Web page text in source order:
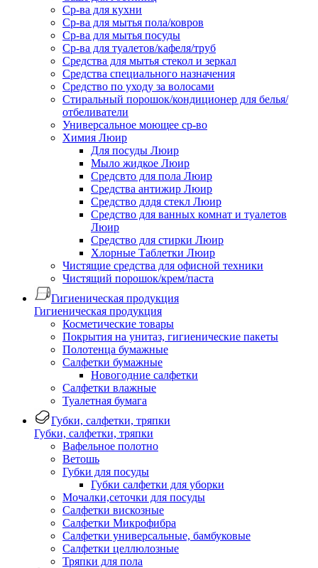
Ср-ва для кухни
Ср-ва для мытья пола/ковров
Ср-ва для мытья посуды
Ср-ва для туалетов/кафеля/труб
Средства для мытья стекол и зеркал
Средства специального назначения
Средство по уходу за волосами
Стиральный порошок/кондиционер для белья/
отбеливатели
Универсальное моющее ср-во
Химия Люир
Для посуды Люир
Мыло жидкое Люир
Средсвто для пола Люир
Средства антижир Люир
Средство длдя стекл Люир
Средство для ванных комнат и туалетов
Люир
Средство для стирки Люир
Хлорные Таблетки Люир
Чистящие средства для офисной техники
Чистящий порошок/крем/паста
Гигиеническая продукция
Гигиеническая продукция
Косметические товары
Покрытия на унитаз, гигиенические пакеты
Полотенца бумажные
Салфетки бумажные
Новогодние салфетки
Салфетки влажные
Туалетная бумага
Губки, салфетки, тряпки
Губки, салфетки, тряпки
Вафельное полотно
Ветошь
Губки для посуды
Губки салфетки для уборки
Мочалки,сеточки для посуды
Салфетки вискозные
Салфетки Микрофибра
Салфетки универсальные, бамбуковые
Салфетки целлюлозные
Тряпки для пола